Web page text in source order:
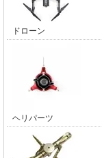
ドローン
ヘリパーツ